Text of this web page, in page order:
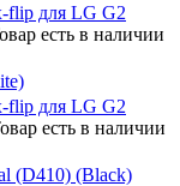
flip для LG G2
есть в наличии
flip для LG G2
есть в наличии
(D410) (Black)